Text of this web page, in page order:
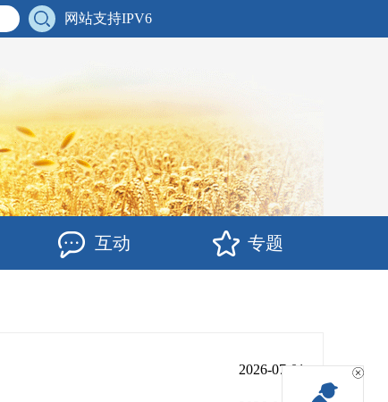
网站支持IPV6
互动 专题
2026-07-01